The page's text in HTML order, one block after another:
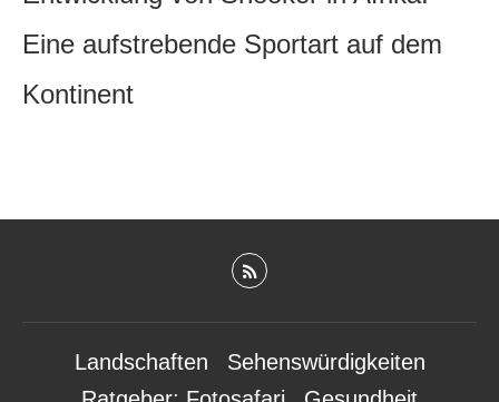
Eine aufstrebende Sportart auf dem
Kontinent
Landschaften
Sehenswürdigkeiten